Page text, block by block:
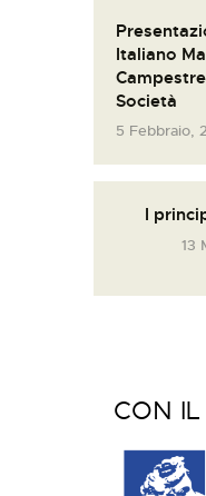
Italiano
Società
5 Febbraio,
I
13
CON